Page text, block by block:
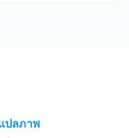
ปลภาพ